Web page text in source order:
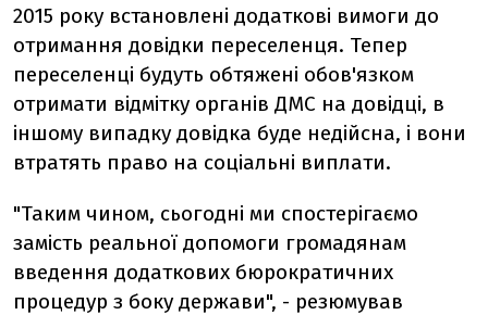
2015 року встановлені додаткові вимоги до
отримання довідки переселенця. Тепер
переселенці будуть обтяжені обов'язком
отримати відмітку органів ДМС на довідці, в
іншому випадку довідка буде недійсна, і вони
втратять право на соціальні виплати.
"Таким чином, сьогодні ми спостерігаємо
замість реальної допомоги громадянам
введення додаткових бюрократичних
процедур з боку держави", - резюмував